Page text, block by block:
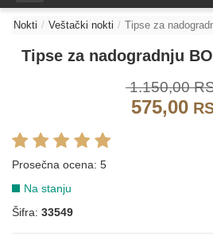
Nokti Veštački nokti Tipse za
Tipse za nadogradnju
1.150,00
575,00
Prosečna ocena: 5
Na stanju
Šifra: 33549